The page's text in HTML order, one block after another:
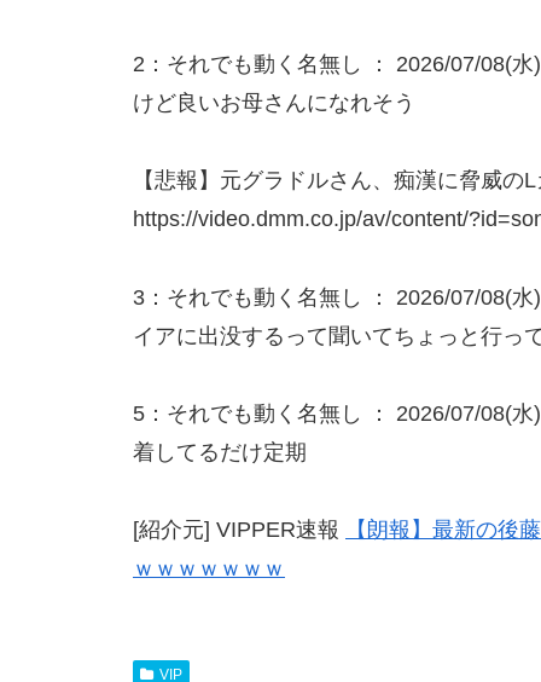
2：それでも動く名無し ： 2026/07/08(
けど良いお母さんになれそう
【悲報】元グラドルさん、痴漢に脅威
https://video.dmm.co.jp/av/content/
3：それでも動く名無し ： 2026/07/08(
イアに出没するって聞いてちょっと行っ
5：それでも動く名無し ： 2026/07/08(
着してるだけ定期
[紹介元] VIPPER速報
【朗報】最新の後
ｗｗｗｗｗｗｗ
VIP